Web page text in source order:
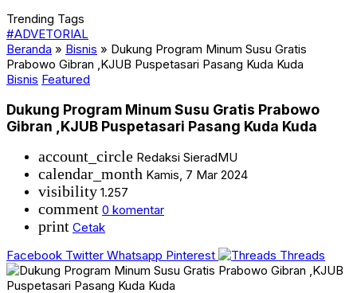
Trending Tags
#ADVETORIAL
Beranda » Bisnis » Dukung Program Minum Susu Gratis
Prabowo Gibran ,KJUB Puspetasari Pasang Kuda Kuda
Bisnis Featured
Dukung Program Minum Susu Gratis Prabowo
Gibran ,KJUB Puspetasari Pasang Kuda Kuda
account_circle Redaksi SieradMU
calendar_month Kamis, 7 Mar 2024
visibility 1.257
comment 0 komentar
print Cetak
Facebook Twitter Whatsapp Pinterest Threads